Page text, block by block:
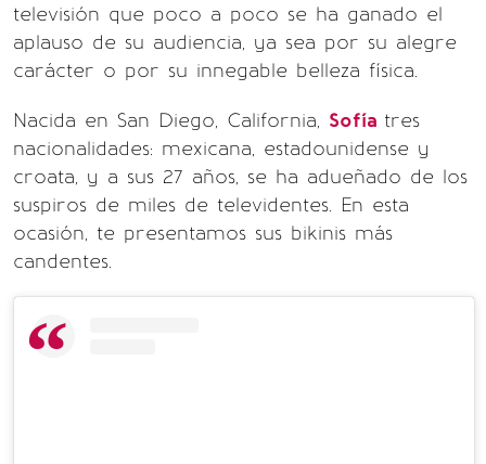
televisión que poco a poco se ha ganado el
aplauso de su audiencia, ya sea por su alegre
carácter o por su innegable belleza física.
Nacida en San Diego, California, Sofía tres
nacionalidades: mexicana, estadounidense y
croata, y a sus 27 años, se ha adueñado de los
suspiros de miles de televidentes. En esta
ocasión, te presentamos sus bikinis más
candentes.